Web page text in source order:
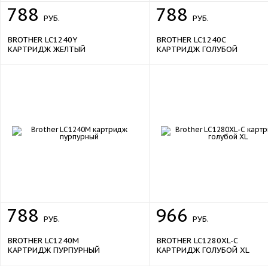
788 РУБ.
BROTHER LC1240Y
КАРТРИДЖ ЖЕЛТЫЙ
788 РУБ.
BROTHER LC1240C
КАРТРИДЖ ГОЛУБОЙ
788 РУБ.
BROTHER LC1240M
КАРТРИДЖ ПУРПУРНЫЙ
966 РУБ.
BROTHER LC1280XL-C
КАРТРИДЖ ГОЛУБОЙ XL